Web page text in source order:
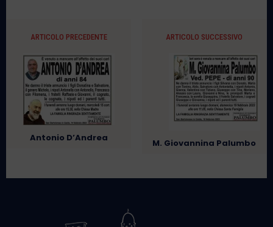
ARTICOLO PRECEDENTE
Antonio D’Andrea
ARTICOLO SUCCESSIVO
M. Giovannina Palumbo